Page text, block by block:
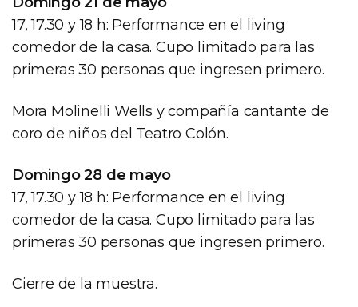
17, 17.30 y 18 h: Performance en el living
comedor de la casa. Cupo limitado para las
primeras 30 personas que ingresen primero.
Mora Molinelli Wells y compañía cantante de
coro de niños del Teatro Colón.
Domingo 28 de mayo
17, 17.30 y 18 h: Performance en el living
comedor de la casa. Cupo limitado para las
primeras 30 personas que ingresen primero.
Cierre de la muestra.